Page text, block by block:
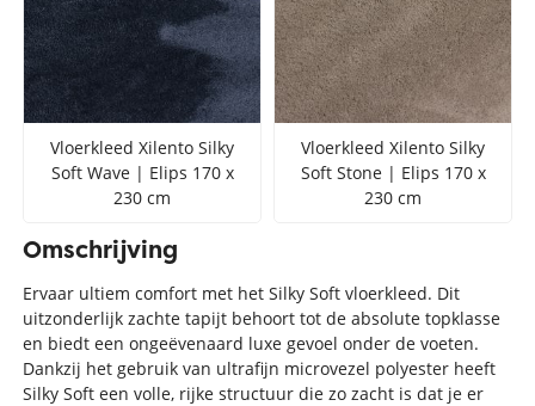
Vloerkleed Xilento Silky
Soft Wave | Elips 170 x
230 cm
Vloerkleed Xilento Silky
Soft Stone | Elips 170 x
230 cm
Omschrijving
Ervaar ultiem comfort met het Silky Soft vloerkleed. Dit
uitzonderlijk zachte tapijt behoort tot de absolute topklasse
en biedt een ongeëvenaard luxe gevoel onder de voeten.
Dankzij het gebruik van ultrafijn microvezel polyester heeft
Silky Soft een volle, rijke structuur die zo zacht is dat je er